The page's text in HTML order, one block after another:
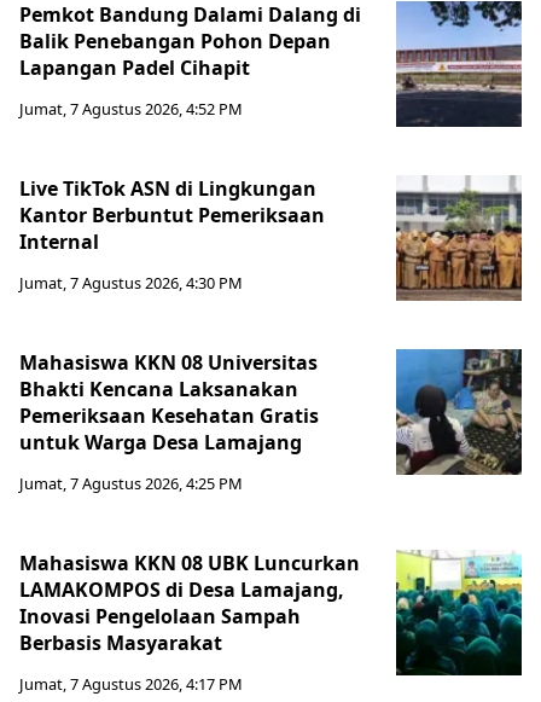
Pemkot Bandung Dalami Dalang di
Balik Penebangan Pohon Depan
Lapangan Padel Cihapit
Jumat, 7 Agustus 2026, 4:52 PM
Live TikTok ASN di Lingkungan
Kantor Berbuntut Pemeriksaan
Internal
Jumat, 7 Agustus 2026, 4:30 PM
Mahasiswa KKN 08 Universitas
Bhakti Kencana Laksanakan
Pemeriksaan Kesehatan Gratis
untuk Warga Desa Lamajang
Jumat, 7 Agustus 2026, 4:25 PM
Mahasiswa KKN 08 UBK Luncurkan
LAMAKOMPOS di Desa Lamajang,
Inovasi Pengelolaan Sampah
Berbasis Masyarakat
Jumat, 7 Agustus 2026, 4:17 PM